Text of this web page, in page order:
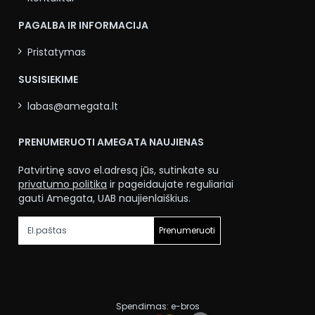
PAGALBA IR INFORMACIJA
Pristatymas
SUSISIEKIME
labas@amegata.lt
PRENUMERUOTI AMEGATA NAUJIENAS
Patvirtinę savo el.adresą jūs, sutinkate su
privatumo politika ir pageidaujate reguliariai
gauti Amegata, UAB naujienlaiškius.
Prenumeruoti
Spendimas: e-bros